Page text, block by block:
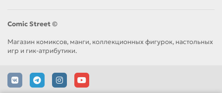
Comic Street ©
Магазин комиксов, манги, коллекционных фигурок, настольных
игр и гик-атрибутики.